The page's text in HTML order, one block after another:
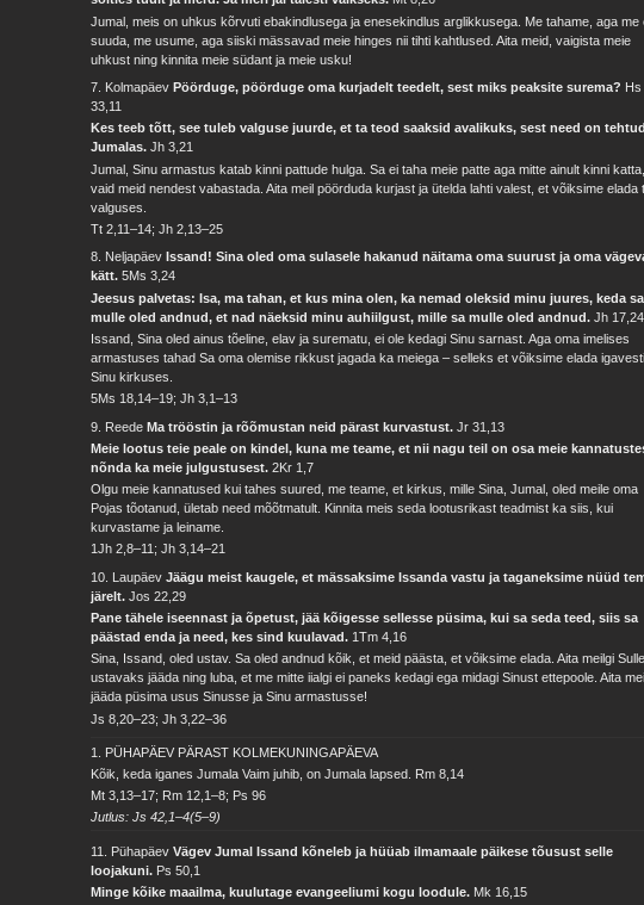
Jumal, meis on uhkus kõrvuti ebakindlusega ja enesekindlus arglikkusega. Me tahame, aga me
suuda, me usume, aga siiski mässavad meie hinges nii tihti kahtlused. Aita meid, vaigista meie
uhkust ning kinnita meie südant ja meie usku!
7. Kolmapäev Pöörduge, pöörduge oma kurjadelt teedelt, sest miks peaksite surema? Hs
33,11
Kes teeb tõtt, see tuleb valguse juurde, et ta teod saaksid avalikuks, sest need on tehtud
Jumalas.Jh 3,21
Jumal, Sinu armastus katab kinni pattude hulga. Sa ei taha meie patte aga mitte ainult kinni katta,
vaid meid nendest vabastada. Aita meil pöörduda kurjast ja ütelda lahti valest, et võiksime elada
valguses.
Tt 2,11–14; Jh 2,13–25
8. Neljapäev Issand! Sina oled oma sulasele hakanud näitama oma suurust ja oma
kätt.5Ms 3,24
Jeesus palvetas: Isa, ma tahan, et kus mina olen, ka nemad oleksid minu juures, keda sa
mulle oled andnud, et nad näeksid minu auhiilgust, mille sa mulle oled andnud.Jh 17,24
Issand, Sina oled ainus tõeline, elav ja surematu, ei ole kedagi Sinu sarnast. Aga oma imelises
armastuses tahad Sa oma olemise rikkust jagada ka meiega – selleks et võiksime elada igavesti
Sinu kirkuses.
5Ms 18,14–19; Jh 3,1–13
9. ReedeMa trööstin ja rõõmustan neid pärast kurvastust.Jr 31,13
Meie lootus teie peale on kindel, kuna me teame, et nii nagu teil on osa meie
nõnda ka meie julgustusest.2Kr 1,7
Olgu meie kannatused kui tahes suured, me teame, et kirkus, mille Sina, Jumal, oled meile oma
Pojas tõotanud, ületab need mõõtmatult. Kinnita meis seda lootusrikast teadmist ka siis, kui
kurvastame ja leiname.
1Jh 2,8–11; Jh 3,14–21
10. LaupäevJäägu meist kaugele, et mässaksime Issanda vastu ja taganeksime nüüd
järelt.Jos 22,29
Pane tähele iseennast ja õpetust, jää kõigesse sellesse püsima, kui sa seda teed, siis sa
päästad enda ja need, kes sind kuulavad. 1Tm 4,16
Sina, Issand, oled ustav. Sa oled andnud kõik, et meid päästa, et võiksime elada. Aita meilgi Sulle
ustavaks jääda ning luba, et me mitte iialgi ei paneks kedagi ega midagi Sinust ettepoole. Aita meil
jääda püsima usus Sinusse ja Sinu armastusse!
Js 8,20–23; Jh 3,22–36
1. PÜHAPÄEV PÄRAST KOLMEKUNINGAPÄEVA
Kõik, keda iganes Jumala Vaim juhib, on Jumala lapsed. Rm 8,14
Mt 3,13–17; Rm 12,1–8; Ps 96
Jutlus: Js 42,1–4(5–9)
11. PühapäevVägev Jumal Issand kõneleb ja hüüab ilmamaale päikese tõusust selle
loojakuni. Ps 50,1
Minge kõike maailma, kuulutage evangeeliumi kogu loodule. Mk 16,15